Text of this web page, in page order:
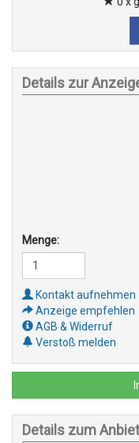
Details zur
Menge:
Kontakt aufnehmen
Anzeige empfehlen
AGB & Widerruf
Verstoß melden
Details zum